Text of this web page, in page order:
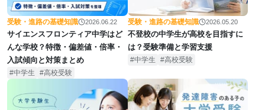
受験・進路の基礎知識 2026.06.22
サイエンスフロンティア中学はど
んな学校？特徴・偏差値・倍率・
入試傾向と対策まとめ
中学生 高校受験
受験・進路の基礎知識 2026.05.20
不登校の中学生が高校を目指すに
は？受験準備と学習支援
中学生 高校受験